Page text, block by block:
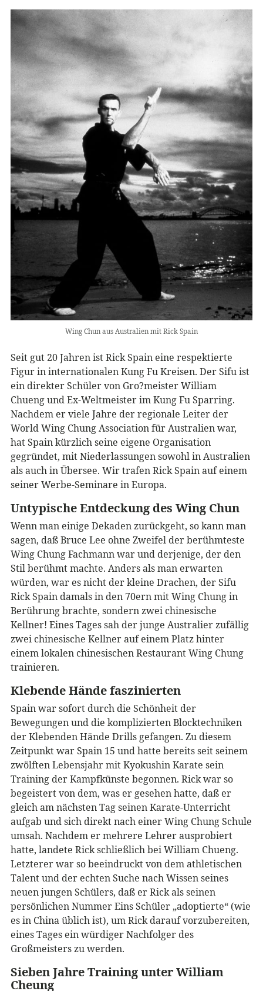
Wing Chun aus Australien mit Rick Spain
Seit gut 20 Jahren ist Rick Spain eine respektierte
Figur in internationalen Kung Fu Kreisen. Der Sifu ist
ein direkter Schüler von Gro?meister William
Chueng und Ex-Weltmeister im Kung Fu Sparring.
Nachdem er viele Jahre der regionale Leiter der
World Wing Chung Association für Australien war,
hat Spain kürzlich seine eigene Organisation
gegründet, mit Niederlassungen sowohl in Australien
als auch in Übersee. Wir trafen Rick Spain auf einem
seiner Werbe-Seminare in Europa.
Untypische Entdeckung des Wing Chun
Wenn man einige Dekaden zurückgeht, so kann man
sagen, daß Bruce Lee ohne Zweifel der berühmteste
Wing Chung Fachmann war und derjenige, der den
Stil berühmt machte. Anders als man erwarten
würden, war es nicht der kleine Drachen, der Sifu
Rick Spain damals in den 70ern mit Wing Chung in
Berührung brachte, sondern zwei chinesische
Kellner! Eines Tages sah der junge Australier zufällig
zwei chinesische Kellner auf einem Platz hinter
einem lokalen chinesischen Restaurant Wing Chung
trainieren.
Klebende Hände faszinierten
Spain war sofort durch die Schönheit der
Bewegungen und die komplizierten Blocktechniken
der Klebenden Hände Drills gefangen. Zu diesem
Zeitpunkt war Spain 15 und hatte bereits seit seinem
zwölften Lebensjahr mit Kyokushin Karate sein
Training der Kampfkünste begonnen. Rick war so
begeistert von dem, was er gesehen hatte, daß er
gleich am nächsten Tag seinen Karate-Unterricht
aufgab und sich direkt nach einer Wing Chung Schule
umsah. Nachdem er mehrere Lehrer ausprobiert
hatte, landete Rick schließlich bei William Chueng.
Letzterer war so beeindruckt von dem athletischen
Talent und der echten Suche nach Wissen seines
neuen jungen Schülers, daß er Rick als seinen
persönlichen Nummer Eins Schüler „adoptierte“ (wie
es in China üblich ist), um Rick darauf vorzubereiten,
eines Tages ein würdiger Nachfolger des
Großmeisters zu werden.
Sieben Jahre Training unter William
Cheung